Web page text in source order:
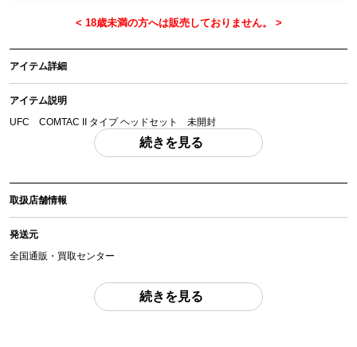
アイテム詳細
アイテム説明
UFC COMTAC II タイプ ヘッドセット 未開封
「付属品」・・・ 写真に写っているものが全てです。 （撮影、運搬備品は除
アイテム状態
中古：S（ほぼ新品・新古未使用品）
良がございましたらご返金を承ります。
続きを見る
取扱店舗情報
発送元
全国通販・買取センター
東京都江戸川区中葛西6-10-14 2F
続きを見る